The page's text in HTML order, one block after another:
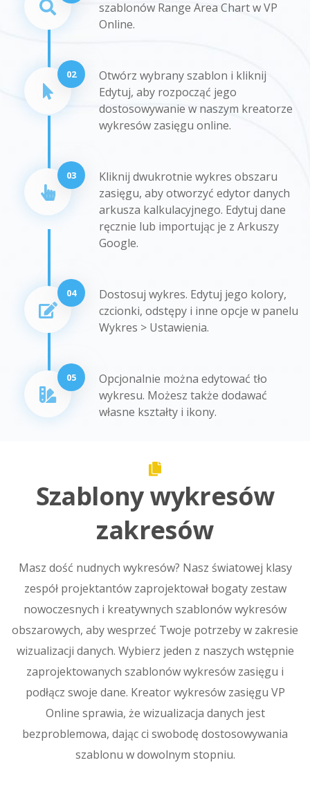
szablonów Range Area Chart w VP
Online.
02
Otwórz wybrany szablon i kliknij
Edytuj, aby rozpocząć jego
dostosowywanie w naszym kreatorze
wykresów zasięgu online.
03
Kliknij dwukrotnie wykres obszaru
zasięgu, aby otworzyć edytor danych
arkusza kalkulacyjnego. Edytuj dane
ręcznie lub importując je z Arkuszy
Google.
04
Dostosuj wykres. Edytuj jego kolory,
czcionki, odstępy i inne opcje w panelu
Wykres > Ustawienia.
05
Opcjonalnie można edytować tło
wykresu. Możesz także dodawać
własne kształty i ikony.
Szablony wykresów
zakresów
Masz dość nudnych wykresów? Nasz światowej klasy
zespół projektantów zaprojektował bogaty zestaw
nowoczesnych i kreatywnych szablonów wykresów
obszarowych, aby wesprzeć Twoje potrzeby w zakresie
wizualizacji danych. Wybierz jeden z naszych wstępnie
zaprojektowanych szablonów wykresów zasięgu i
podłącz swoje dane. Kreator wykresów zasięgu VP
Online sprawia, że wizualizacja danych jest
bezproblemowa, dając ci swobodę dostosowywania
szablonu w dowolnym stopniu.